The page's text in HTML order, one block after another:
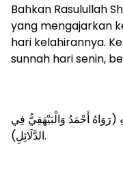
Bahkan Rasulullah
yang mengajarkan
hari kelahirannya.
sunnah hari senin,
أَحْمَدُ وَالْبَيْهَقِيُّ فِي
الدَّلَائِلِ).